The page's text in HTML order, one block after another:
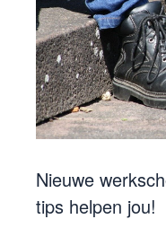
Nieuwe
tips helpen jou!